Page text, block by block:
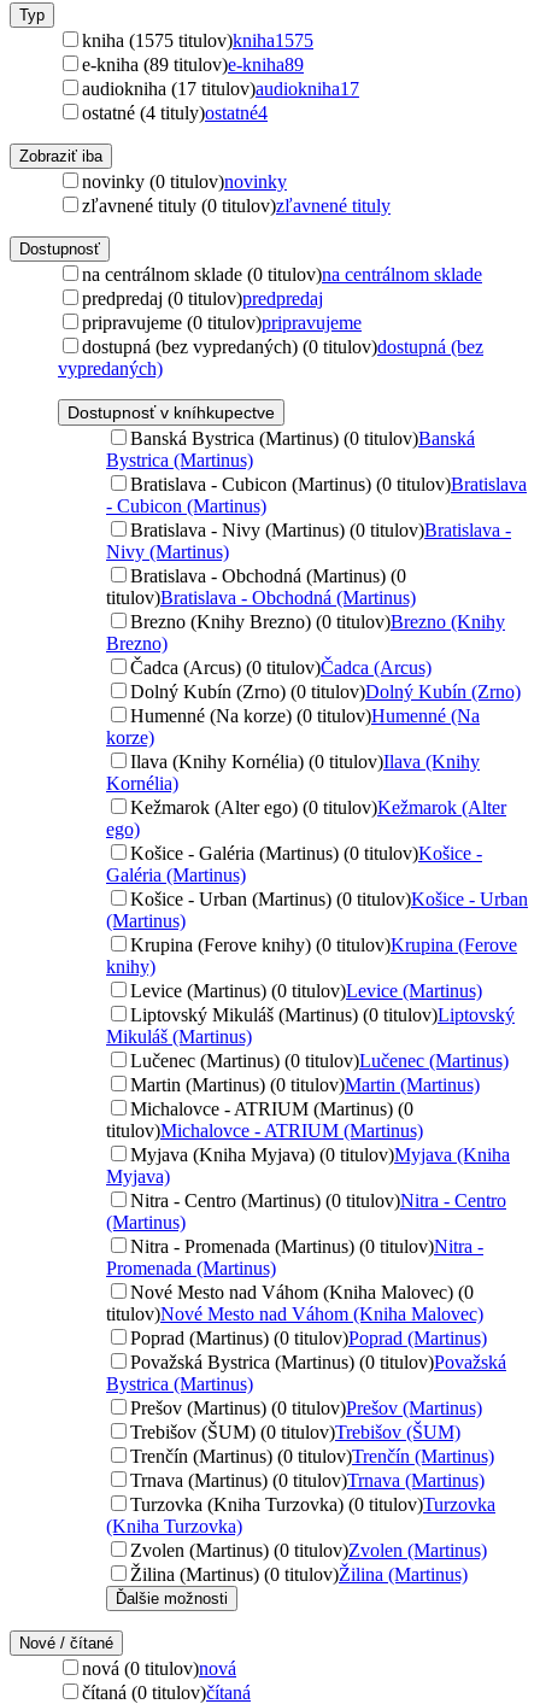
Typ
kniha (1575 titulov)kniha1575
e-kniha (89 titulov)e-kniha89
audiokniha (17 titulov)audiokniha17
ostatné (4 tituly)ostatné4
Zobraziť iba
novinky (0 titulov)novinky
zľavnené tituly (0 titulov)zľavnené tituly
Dostupnosť
na centrálnom sklade (0 titulov)na centrálnom sklade
predpredaj (0 titulov)predpredaj
pripravujeme (0 titulov)pripravujeme
dostupná (bez vypredaných) (0 titulov)dostupná (bez
vypredaných)
Dostupnosť v kníhkupectve
Banská Bystrica (Martinus) (0 titulov)Banská
Bystrica (Martinus)
Bratislava - Cubicon (Martinus) (0 titulov)Bratislava
- Cubicon (Martinus)
Bratislava - Nivy (Martinus) (0 titulov)Bratislava -
Nivy (Martinus)
Bratislava - Obchodná (Martinus) (0
titulov)Bratislava - Obchodná (Martinus)
Brezno (Knihy Brezno) (0 titulov)Brezno (Knihy
Brezno)
Čadca (Arcus) (0 titulov)Čadca (Arcus)
Dolný Kubín (Zrno) (0 titulov)Dolný Kubín (Zrno)
Humenné (Na korze) (0 titulov)Humenné (Na
korze)
Ilava (Knihy Kornélia) (0 titulov)Ilava (Knihy
Kornélia)
Kežmarok (Alter ego) (0 titulov)Kežmarok (Alter
ego)
Košice - Galéria (Martinus) (0 titulov)Košice -
Galéria (Martinus)
Košice - Urban (Martinus) (0 titulov)Košice - Urban
(Martinus)
Krupina (Ferove knihy) (0 titulov)Krupina (Ferove
knihy)
Levice (Martinus) (0 titulov)Levice (Martinus)
Liptovský Mikuláš (Martinus) (0 titulov)Liptovský
Mikuláš (Martinus)
Lučenec (Martinus) (0 titulov)Lučenec (Martinus)
Martin (Martinus) (0 titulov)Martin (Martinus)
Michalovce - ATRIUM (Martinus) (0
titulov)Michalovce - ATRIUM (Martinus)
Myjava (Kniha Myjava) (0 titulov)Myjava (Kniha
Myjava)
Nitra - Centro (Martinus) (0 titulov)Nitra - Centro
(Martinus)
Nitra - Promenada (Martinus) (0 titulov)Nitra -
Promenada (Martinus)
Nové Mesto nad Váhom (Kniha Malovec) (0
titulov)Nové Mesto nad Váhom (Kniha Malovec)
Poprad (Martinus) (0 titulov)Poprad (Martinus)
Považská Bystrica (Martinus) (0 titulov)Považská
Bystrica (Martinus)
Prešov (Martinus) (0 titulov)Prešov (Martinus)
Trebišov (ŠUM) (0 titulov)Trebišov (ŠUM)
Trenčín (Martinus) (0 titulov)Trenčín (Martinus)
Trnava (Martinus) (0 titulov)Trnava (Martinus)
Turzovka (Kniha Turzovka) (0 titulov)Turzovka
(Kniha Turzovka)
Zvolen (Martinus) (0 titulov)Zvolen (Martinus)
Žilina (Martinus) (0 titulov)Žilina (Martinus)
Ďalšie možnosti
Nové / čítané
nová (0 titulov)nová
čítaná (0 titulov)čítaná